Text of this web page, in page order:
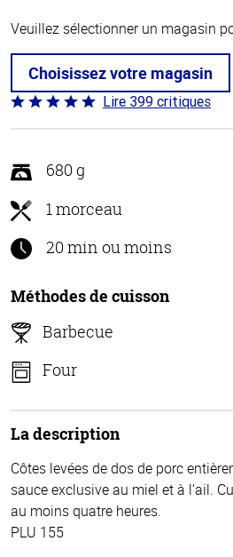
Veuillez sélectionner un magasin
Choisissez votre magasin
Coté
4.8 sur
Lire 399 critiques
680 g
1 morceau
20 min ou moins
Méthodes de cuisson
Barbecue
Four
La description
Côtes levées de dos de porc
sauce exclusive au miel et à l’ail.
au moins quatre heures.
PLU 155